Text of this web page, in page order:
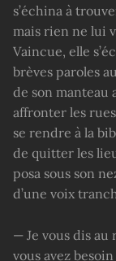
s’échina à
mais rien ne lui
Vaincue, elle
brèves paroles
de son manteau
affronter les
se rendre à la
de quitter les
posa sous son
d’une voix
— Je vous dis au
vous avez